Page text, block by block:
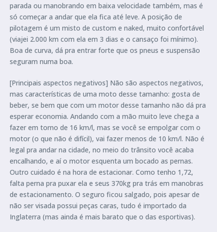
parada ou manobrando em baixa velocidade também, mas é
só começar a andar que ela fica até leve. A posição de
pilotagem é um misto de custom e naked, muito confortável
(viajei 2.000 km com ela em 3 dias e o cansaço foi mínimo).
Boa de curva, dá pra entrar forte que os pneus e suspensão
seguram numa boa.
[Principais aspectos negativos] Não são aspectos negativos,
mas características de uma moto desse tamanho: gosta de
beber, se bem que com um motor desse tamanho não dá pra
esperar economia. Andando com a mão muito leve chega a
fazer em torno de 16 km/l, mas se você se empolgar com o
motor (o que não é difícil), vai fazer menos de 10 km/l. Não é
legal pra andar na cidade, no meio do trânsito você acaba
encalhando, e aí o motor esquenta um bocado as pernas.
Outro cuidado é na hora de estacionar. Como tenho 1,72,
falta perna pra puxar ela e seus 370kg pra trás em manobras
de estacionamento. O seguro ficou salgado, pois apesar de
não ser visada possui peças caras, tudo é importado da
Inglaterra (mas ainda é mais barato que o das esportivas).